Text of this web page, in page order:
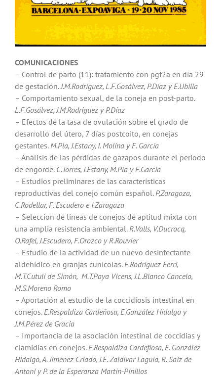
COMUNICACIONES
– Control de parto (11): tratamiento con pgf2a en día 29
de gestación. J.M.Rodríguez, L.F.Gosálvez, P.Díaz y E.Ubilla
– Comportamiento sexual, de la coneja en post-parto.
L.F.Gosálvez, J.M.Rodríguez y P.Díaz
– Efectos de la tasa de ovulación sobre el grado de
desarrollo del útero, 7 días postcoito, en conejas
gestantes. M.Pla, J.Estany, I. Molina y F. García
– Análisis de las pérdidas de gazapos durante el periodo
de engorde. C.Torres, J.Estany, M.Pla y F.García
– Estudios preliminares de las características
reproductivas del conejo común español. P,Zaragoza,
C.Rodellar, F. Escudero e I.Zaragaza
– Seleccion de lineas de conejos de aptitud mixta con
una amplia resistencia ambiental. R.Valls, V.Ducrocq,
O.Rafel, J.Escudero, F.Orozco y R.Rouvier
– Estudio de la actividad de un nuevo desinfectante
aldehídico en granjas cunícolas. F.Rodríguez Ferri,
M.T.Cutuli de Simón, M.T.Paya Vicens, J.L.Blanco Cancelo,
M.S.Moreno Romo
– Aportación al estudio de la coccidiosis intestinal en
conejos. E.Respaldiza Cardeñosa, E.González Hidalgo y
J.M.Pérez de Gracia
– Importancia de la asociación intestinal de coccidias y
clamidias en conejos. E.Respaldiza Cardefíosa, E. González
Hidalgo,A. Jiménez Criado, J.E.Zaldívar Laguía, R. Saiz de
Antoni y P. de la Esperanza Martín-Pinillos